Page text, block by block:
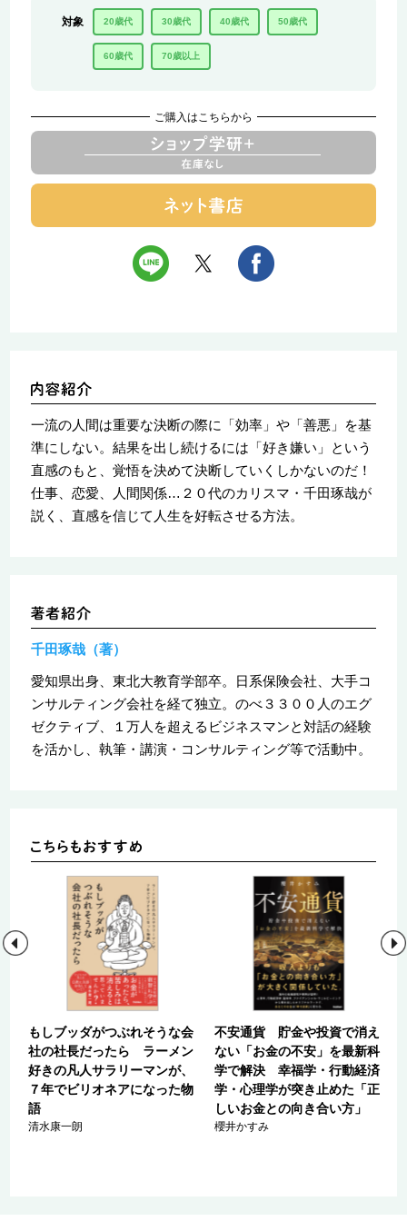
対象 20歳代 30歳代 40歳代 50歳代
60歳代 70歳以上
ご購入はこちらから
一流の人間は重要な決断の際に「効率」や「善悪」を基
準にしない。結果を出し続けるには「好き嫌い」という
直感のもと、覚悟を決めて決断していくしかないのだ！
仕事、恋愛、人間関係…２０代のカリスマ・千田琢哉が
説く、直感を信じて人生を好転させる方法。
千田琢哉（著）
愛知県出身、東北大教育学部卒。日系保険会社、大手コ
ンサルティング会社を経て独立。のべ３３００人のエグ
ゼクティブ、１万人を超えるビジネスマンと対話の経験
を活かし、執筆・講演・コンサルティング等で活動中。
もしブッダがつぶれそうな会
社の社長だったら ラーメン
好きの凡人サラリーマンが、
７年でビリオネアになった物
語
清水康一朗
不安通貨 貯金や投資で消え
ない「お金の不安」を最新科
学で解決 幸福学・行動経済
学・心理学が突き止めた「正
しいお金との向き合い方」
櫻井かすみ